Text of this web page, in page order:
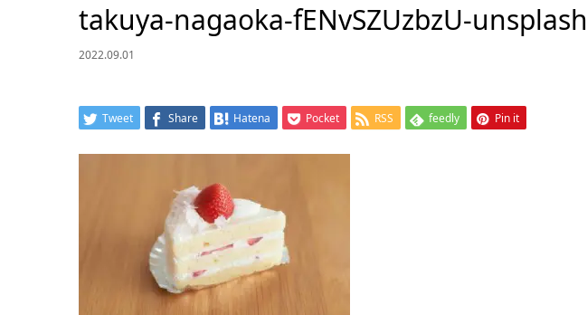
takuya-nagaoka-fENvSZUzbzU-unsplash
2022.09.01
Tweet Share Hatena Pocket RSS feedly Pin it